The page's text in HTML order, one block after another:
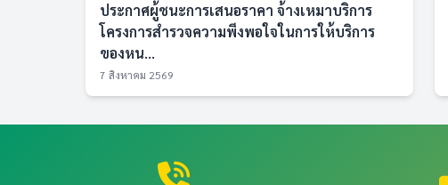
ประกาศผู้ชนะการเสนอราคา จ้างเหมาบริการ
โครงการสำรวจความพึงพอใจในการให้บริการ
ของหน...
7 สิงหาคม 2569